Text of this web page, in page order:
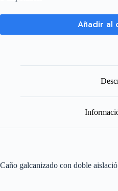
Añadir al
Caño galcanizado con doble